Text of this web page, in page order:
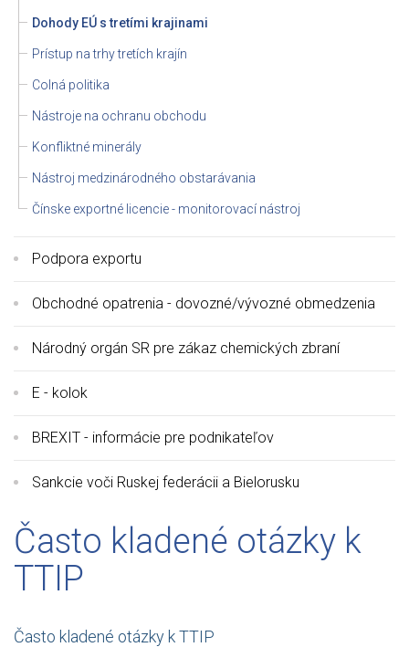
Dohody EÚ s tretími krajinami
Prístup na trhy tretích krajín
Colná politika
Nástroje na ochranu obchodu
Konfliktné minerály
Nástroj medzinárodného obstarávania
Čínske exportné licencie - monitorovací nástroj
Podpora exportu
Obchodné opatrenia - dovozné/vývozné obmedzenia
Národný orgán SR pre zákaz chemických zbraní
E - kolok
BREXIT - informácie pre podnikateľov
Sankcie voči Ruskej federácii a Bielorusku
Často kladené otázky k
TTIP
Často kladené otázky k TTIP